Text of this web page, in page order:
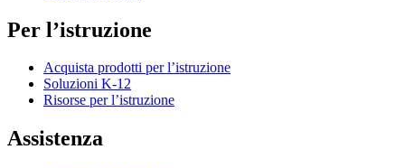
Per l’istruzione
Acquista prodotti per l’istruzione
Soluzioni K-12
Risorse per l’istruzione
Assistenza